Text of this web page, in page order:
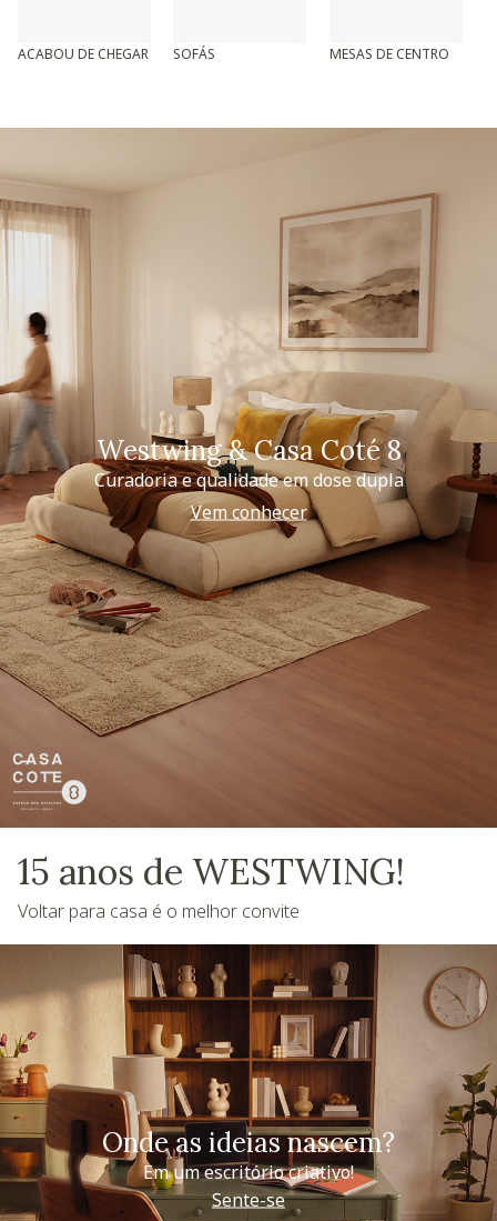
ACABOU DE CHEGAR SOFÁS MESAS DE CENTRO
Westwing & Casa Coté 8
Curadoria e qualidade em dose dupla
Vem conhecer
15 anos de WESTWING!
Voltar para casa é o melhor convite
Onde as ideias nascem?
Em um escritório criativo!
Sente-se